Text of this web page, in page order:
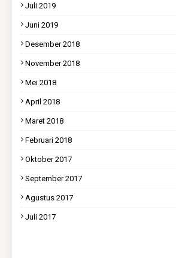
Juli 2019
Juni 2019
Desember 2018
November 2018
Mei 2018
April 2018
Maret 2018
Februari 2018
Oktober 2017
September 2017
Agustus 2017
Juli 2017